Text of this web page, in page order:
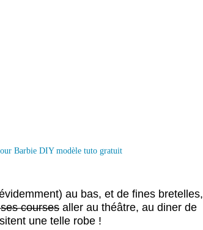
au bas, et de fines bretelles,
courses aller au théâtre, au diner de
une telle robe !